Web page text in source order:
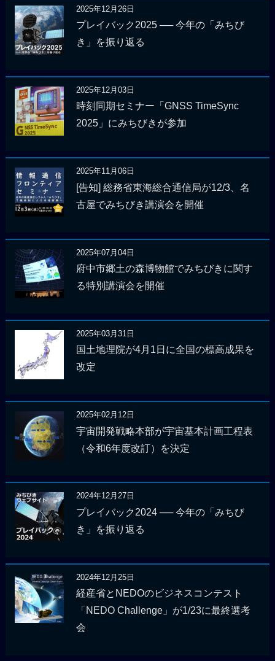
2025年12月26日
プレイバック2025 ── 今年の「みちび
き」を振り返る
2025年12月03日
時刻同期セミナー「GNSS TimeSync
2025」にみちびきが参加
2025年11月06日
[告知] 総務省東海総合通信局が12/3、名
古屋でみちびき講演会を開催
2025年07月04日
府中市郷土の森博物館でみちびきに関す
る特別講演会を開催
2025年03月31日
国土地理院が4月1日に全国の標高成果を
改定
2025年02月12日
宇宙開発戦略本部が宇宙基本計画工程表
（令和6年度改訂）を決定
2024年12月27日
プレイバック2024 ── 今年の「みちび
き」を振り返る
2024年12月25日
経産省とNEDOのビジネスコンテスト
「NEDO Challenge」が1/23に最終選考
会